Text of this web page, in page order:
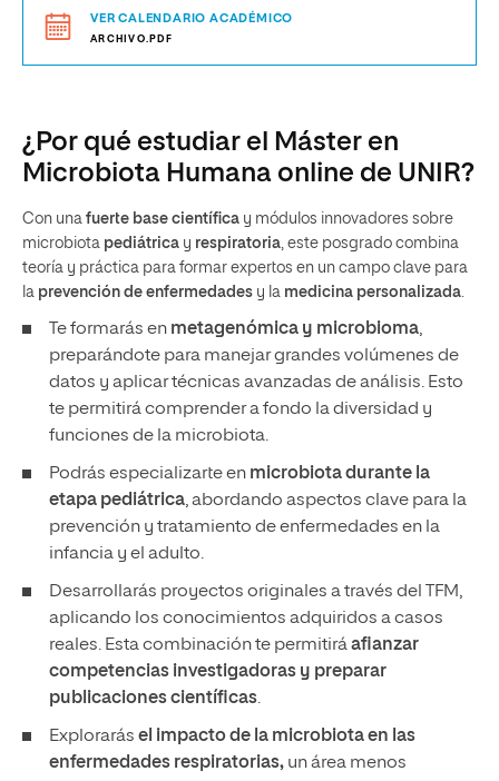
VER CALENDARIO ACADÉMICO
ARCHIVO.PDF
¿Por qué estudiar el Máster en
Microbiota Humana online de UNIR?
Con una fuerte base científica y módulos innovadores sobre
microbiota pediátrica y respiratoria, este posgrado combina
teoría y práctica para formar expertos en un campo clave para
la prevención de enfermedades y la medicina personalizada.
Te formarás en metagenómica y microbioma,
preparándote para manejar grandes volúmenes de
datos y aplicar técnicas avanzadas de análisis. Esto
te permitirá comprender a fondo la diversidad y
funciones de la microbiota.
Podrás especializarte en microbiota durante la
etapa pediátrica, abordando aspectos clave para la
prevención y tratamiento de enfermedades en la
infancia y el adulto.
Desarrollarás proyectos originales a través del TFM,
aplicando los conocimientos adquiridos a casos
reales. Esta combinación te permitiráafianzar
competencias investigadoras y preparar
publicaciones científicas.
Explorarás el impacto de la microbiota en las
enfermedades respiratorias, un área menos